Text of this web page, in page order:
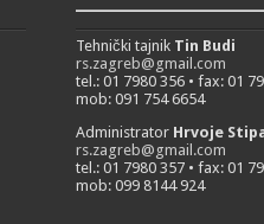
Tehnički tajnik Tin Budi
rs.zagreb@gmail.com
tel.: 01 7980 356 • fax: 01
mob: 091 754 6654
Administrator Hrvoje
rs.zagreb@gmail.com
tel.: 01 7980 357 • fax: 01
mob: 099 8144 924